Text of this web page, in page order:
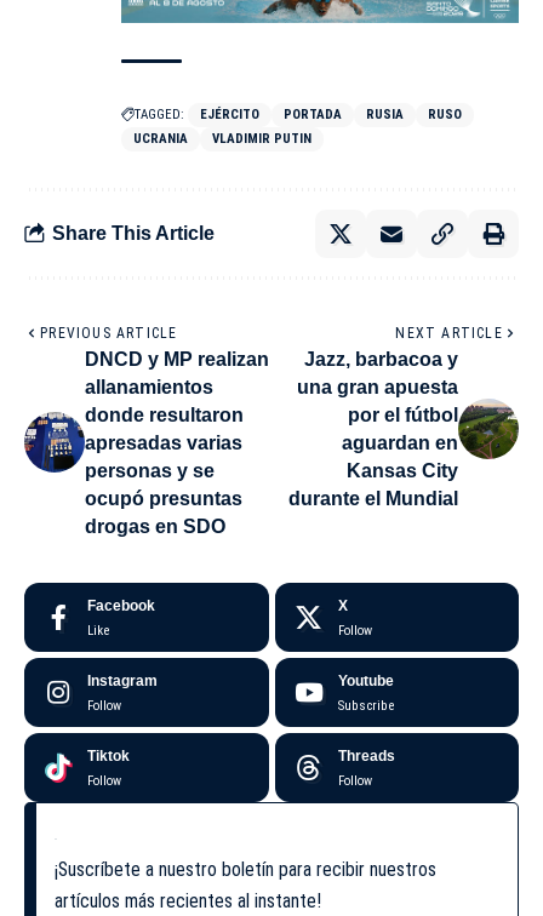
TAGGED: EJÉRCITO PORTADA RUSIA
RUSO
UCRANIA
VLADIMIR PUTIN
Share This Article
PREVIOUS ARTICLE
DNCD y MP realizan
allanamientos
donde resultaron
apresadas varias
personas y se
ocupó presuntas
drogas en SDO
NEXT ARTICLE
Jazz, barbacoa y
una gran apuesta
por el fútbol
aguardan en
Kansas City
durante el Mundial
Facebook
Like
X
Follow
Instagram
Follow
Youtube
Subscribe
Tiktok
Follow
Threads
Follow
¡Suscríbete a nuestro boletín para recibir nuestros
artículos más recientes al instante!